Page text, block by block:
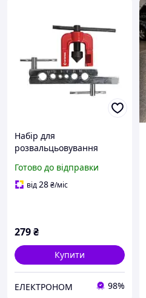
Набір для
розвальцьовування
[NT-0025]
Готово до відправки
від28₴/міс
279₴
Купити
ЕЛЕКТРОНОМ 98%